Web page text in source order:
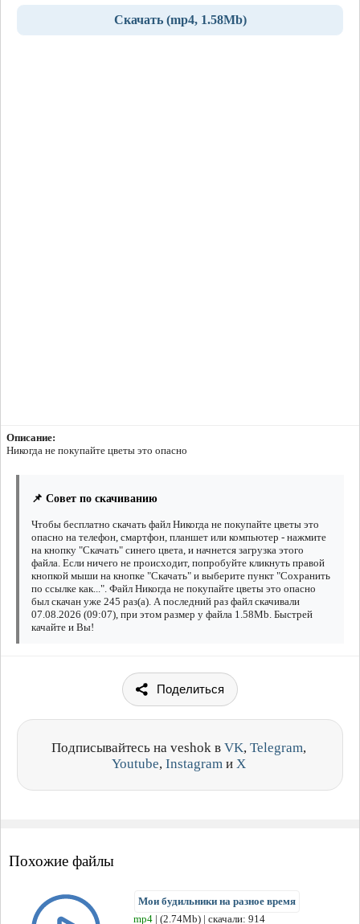
Скачать (mp4, 1.58Mb)
Описание:
Никогда не покупайте цветы это опасно
📌 Совет по скачиванию
Чтобы бесплатно скачать файл Никогда не покупайте цветы это
опасно на телефон, смартфон, планшет или компьютер - нажмите
на кнопку "Скачать" синего цвета, и начнется загрузка этого
файла. Если ничего не происходит, попробуйте кликнуть правой
кнопкой мыши на кнопке "Скачать" и выберите пункт "Сохранить
по ссылке как...". Файл Никогда не покупайте цветы это опасно
был скачан уже 245 раз(а). А последний раз файл скачивали
07.08.2026 (09:07), при этом размер у файла 1.58Mb. Быстрей
качайте и Вы!
Поделиться
Подписывайтесь на veshok в VK, Telegram,
Youtube, Instagram и X
Похожие файлы
Мои будильники на разное время
mp4 | (2.74Mb) | скачали: 914